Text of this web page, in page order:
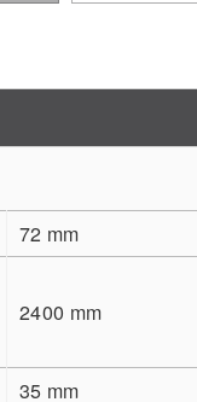
72 mm
2400 mm
35 mm